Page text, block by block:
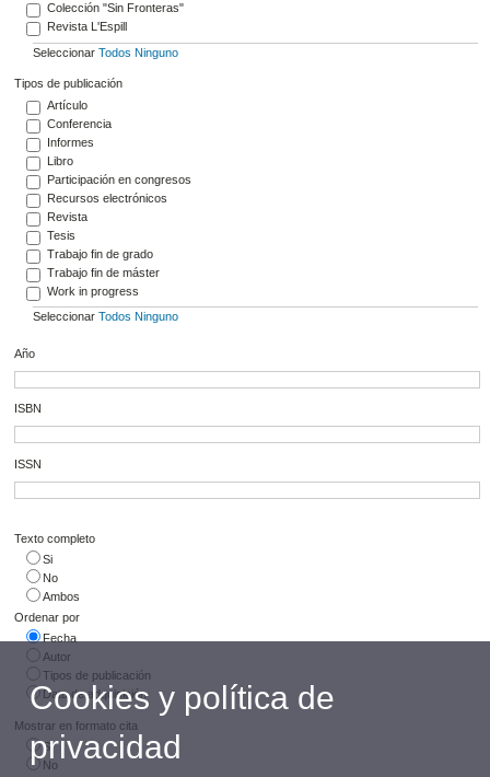
Colección "Sin Fronteras"
Revista L'Espill
Seleccionar Todos Ninguno
Tipos de publicación
Artículo
Conferencia
Informes
Libro
Participación en congresos
Recursos electrónicos
Revista
Tesis
Trabajo fin de grado
Trabajo fin de máster
Work in progress
Seleccionar Todos Ninguno
Año
ISBN
ISSN
Texto completo
Si
No
Ambos
Ordenar por
Fecha
Autor
Tipos de publicación
Data de adquisición
Mostrar en formato cita
Si
No
Cookies y política de
privacidad